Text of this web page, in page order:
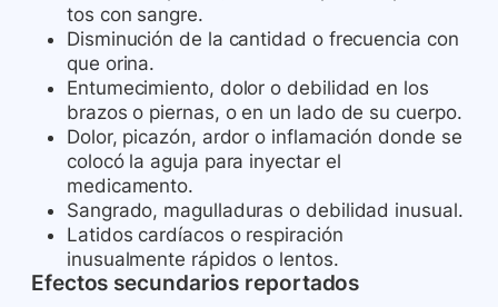
tos con sangre.
Disminución de la cantidad o frecuencia con
que orina.
Entumecimiento, dolor o debilidad en los
brazos o piernas, o en un lado de su cuerpo.
Dolor, picazón, ardor o inflamación donde se
colocó la aguja para inyectar el
medicamento.
Sangrado, magulladuras o debilidad inusual.
Latidos cardíacos o respiración
inusualmente rápidos o lentos.
Efectos secundarios reportados